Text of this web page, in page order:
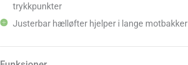
trykkpunkter
Justerbar hælløfter hjelper i lange motbakker